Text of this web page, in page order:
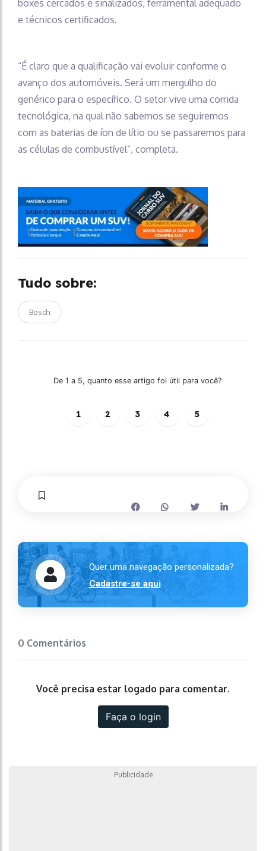
boxes cercados e sinalizados, ferramental adequado
e técnicos certificados.
“É claro que a qualificação vai evoluir conforme o
avanço dos automóveis. Será um mergulho do
genérico para o específico. O setor vive uma corrida
tecnológica, na qual não sabemos se seguiremos
com as baterias de íon de lítio ou se passaremos para
as células de combustível”, completa.
Tudo sobre:
Bosch
De 1 a 5, quanto esse artigo foi útil para você?
1 2 3 4 5
Quer uma navegação personalizada?
Cadastre-se aqui
0 Comentários
Você precisa estar logado para comentar.
Faça o login
Publicidade